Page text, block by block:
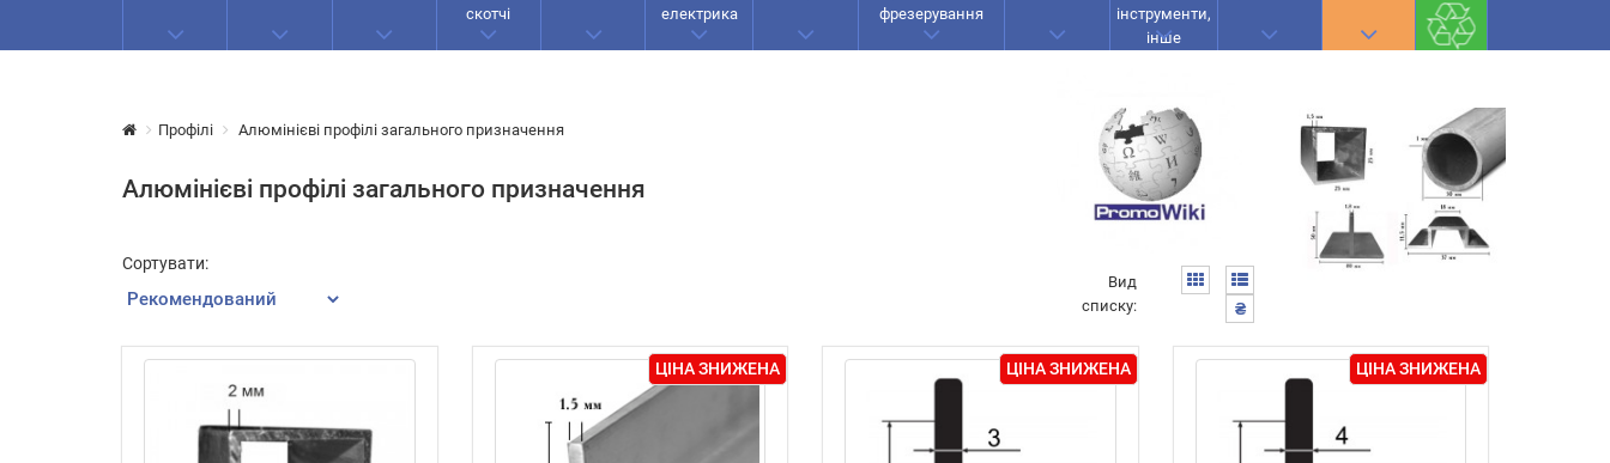
скотчі
електрика
фрезерування
інструменти,
інше
Профілі Алюмінієві профілі загального призначення
Алюмінієві профілі загального призначення
Сортувати:
Вид
списку:
₴
ЦІНА ЗНИЖЕНА ЦІНА ЗНИЖЕНА ЦІНА ЗНИЖЕНА